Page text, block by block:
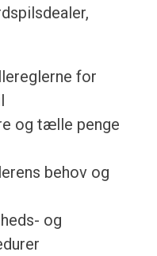
for
og tælle penge
behov og
og